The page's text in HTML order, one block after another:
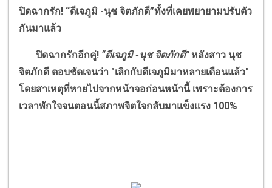
ปิดฉากรัก! “ดีเจภูมิ -นุช จิตภักดี”ทั้งที่เคยพยายามปรับตัว
กันมาแล้ว
ปิดฉากรักอีกคู่! “ดีเจภูมิ -นุช จิตภักดี” หลังสาว นุช
จิตภักดี ตอบชัดเจนว่า "เลิกกับดีเจภูมิมาหลายเดือนแล้ว"
โดยสาเหตุที่หายไปจากหน้าจอก่อนหน้านี้ เพราะต้องการ
เวลาพักใจจนตอนนี้สภาพจิตใจกลับมาแข็งแรง 100%